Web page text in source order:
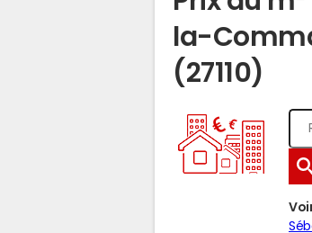
la-
(27110)